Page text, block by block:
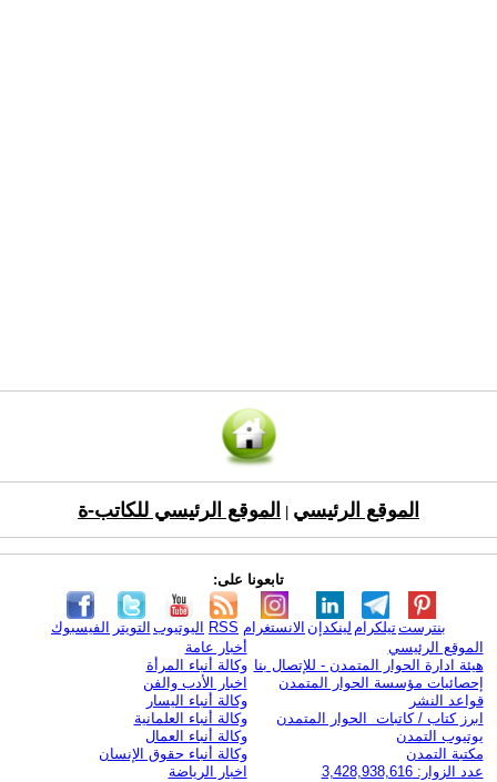
الموقع الرئيسي الموقع الرئيسي للكاتب-ة
تابعونا على:
الفيسبوك التويتر اليوتيوب RSS الانستغرام لينكدإن تيلكرامبنترست
الموقع الرئيسي
هيئة ادارة الحوار المتمدن - للإتصال بنا
إحصائيات مؤسسة الحوار المتمدن
قواعد النشر
ابرز كتاب / كاتبات الحوار المتمدن
يوتيوب التمدن
مكتبة التمدن
عدد الزوار: 3,428,938,616
أخبار عامة
وكالة أنباء المرأة
اخبار الأدب والفن
وكالة أنباء اليسار
وكالة أنباء العلمانية
وكالة أنباء العمال
وكالة أنباء حقوق الإنسان
اخبار الرياضة